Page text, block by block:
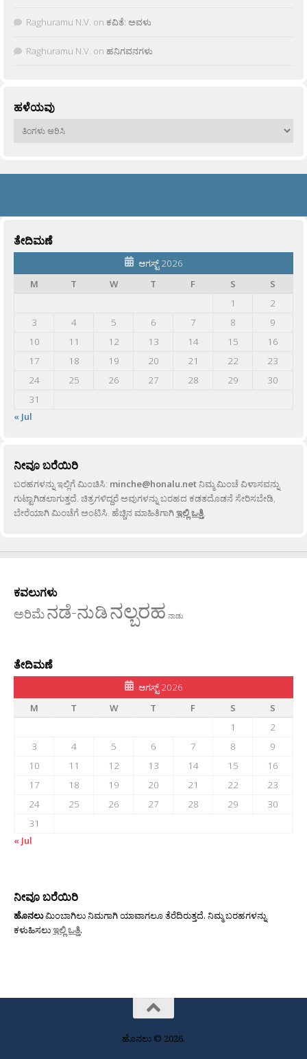
Raghuramu N.V. on ಕವಿತೆ: ಅವಳು
Raghuramu N.V. on ಹನಿಗವನಗಳು
ಹಳೆಯವು
ಹಳೆಯವು
ತೇದಿಮಣೆ
ಆಗಸ್ಟ್ 2026
M
T W T F S
S
1
2
3
4 5 6 7 8
9
10
11 12 13 14 15
16
17
18 19 20 21 22
23
24
25 26 27 28 29
30
31
« Jul
ನೀವೂ ಬರೆಯಿರಿ
ಬರಹಗಳನ್ನು ಇಲ್ಲಿಗೆ ಮಿಂಚಿಸಿ: minche@honalu.netನಿಮ್ಮ ಮಿಂಚೆ ವಿಳಾಸವನ್ನು
ಗುಟ್ಟಾಗಿಡಲಾಗುತ್ತದೆ. ಚಿತ್ರಗಳಿದ್ದರೆ ಅವುಗಳನ್ನು ಬರಹದ ಕಡತದೊಡನೆ ಸೇರಿಸಬೇಡಿ,
ಬೇರೆಯಾಗಿ ಮಿಂಚೆಗೆ ಅಂಟಿಸಿ. ಹೆಚ್ಚಿನ ಮಾಹಿತಿಗಾಗಿಇಲ್ಲಿ ಒತ್ತಿ
ಕವಲುಗಳು
ಅರಿಮೆನಡೆ-ನುಡಿನಲ್ಬರಹ ನಾಡು
ತೇದಿಮಣೆ
ಆಗಸ್ಟ್ 2026
M
T W T F S
S
1
2
3
4 5 6 7 8
9
10
11 12 13 14 15
16
17
18 19 20 21 22
23
24
25 26 27 28 29
30
31
« Jul
ನೀವೂ ಬರೆಯಿರಿ
ಹೊನಲುಮಿಂಬಾಗಿಲು ನಿಮಗಾಗಿ ಯಾವಾಗಲೂ ತೆರೆದಿರುತ್ತದೆ. ನಿಮ್ಮ ಬರಹಗಳನ್ನು
ಕಳುಹಿಸಲುಇಲ್ಲಿ ಒತ್ತಿ.
ಹೊನಲು © 2026.